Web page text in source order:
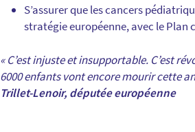
S’assurer que les cancers
stratégie européenne, avec le Plan
« C’est injuste et insupportable. C’est
6000 enfants vont encore mourir cette
Trillet-Lenoir, députée européenne